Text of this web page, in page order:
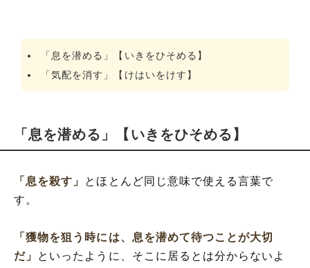
「息を潜める」【いきをひそめる】
「気配を消す」【けはいをけす】
「息を潜める」【いきをひそめる】
「息を殺す」 とほとんど同じ意味で使える言葉で
す。
「獲物を狙う時には、息を潜めて待つことが大切
だ」
といったように、そこに居るとは分からないよ